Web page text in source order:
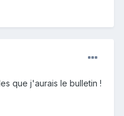
que j'aurais le bulletin !